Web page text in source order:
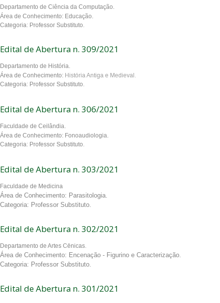
Departamento de Ciência da Computação.
Área de Conhecimento: Educação.
Categoria: Professor Substituto.
Edital de Abertura n. 309/2021
Departamento de História.
Área de Conhecimento: História Antiga e Medieval.
Categoria: Professor Substituto.
Edital de Abertura n. 306/2021
Faculdade de Ceilândia.
Área de Conhecimento: Fonoaudiologia.
Categoria: Professor Substituto.
Edital de Abertura n. 303/2021
Faculdade de Medicina
Área de Conhecimento: Parasitologia.
Categoria: Professor Substituto.
Edital de Abertura n. 302/2021
Departamento de Artes Cênicas.
Área de Conhecimento: Encenação - Figurino e Caracterização.
Categoria: Professor Substituto.
Edital de Abertura n. 301/2021